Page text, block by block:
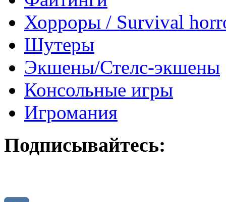
Хорроры / Survival
Шутеры
Экшены/Стелс-экшены
Консольные игры
Игромания
Подписывайтесь: